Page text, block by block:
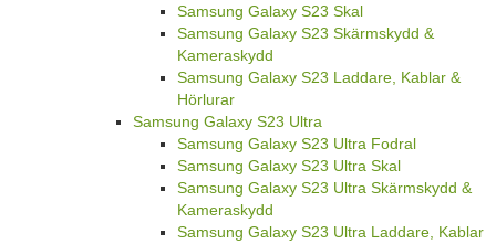
Samsung Galaxy S23 Skal
Samsung Galaxy S23 Skärmskydd &
Kameraskydd
Samsung Galaxy S23 Laddare, Kablar &
Hörlurar
Samsung Galaxy S23 Ultra
Samsung Galaxy S23 Ultra Fodral
Samsung Galaxy S23 Ultra Skal
Samsung Galaxy S23 Ultra Skärmskydd &
Kameraskydd
Samsung Galaxy S23 Ultra Laddare, Kablar